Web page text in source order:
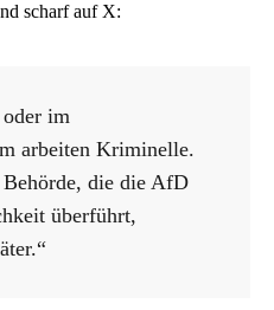
scharf auf X:
oder im
arbeiten Kriminelle.
die die AfD
überführt,